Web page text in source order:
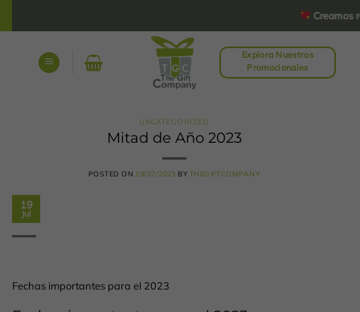
Creamos
Explora Nuestros
Promocionales
UNCATEGORIZED
Mitad de Año 2023
POSTED ON 19/07/2023 BY THEGIFTCOMPANY
19
Jul
Fechas importantes para el 2023